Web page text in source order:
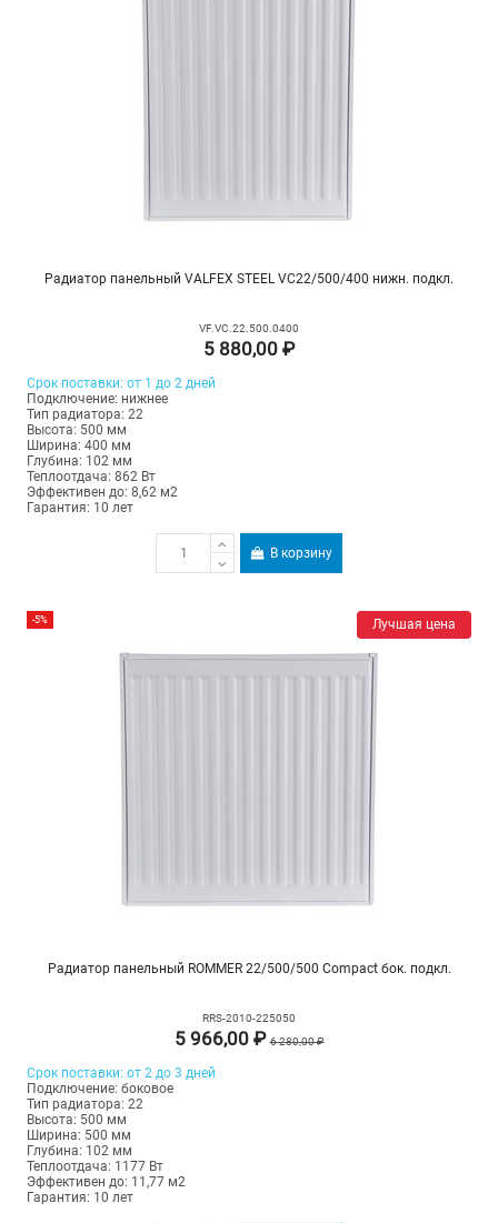
Радиатор панельный VALFEX STEEL VC22/500/400 нижн. подкл.
VF.VC.22.500.0400
5 880,00 ₽
Срок поставки: от 1 до 2 дней
Подключение: нижнее
Тип радиатора: 22
Высота: 500 мм
Ширина: 400 мм
Глубина: 102 мм
Теплоотдача: 862 Вт
Эффективен до: 8,62 м2
Гарантия: 10 лет
В корзину
Лучшая цена
-5%
Радиатор панельный ROMMER 22/500/500 Compact бок. подкл.
RRS-2010-225050
5 966,00 ₽6 280,00 ₽
Срок поставки: от 2 до 3 дней
Подключение: боковое
Тип радиатора: 22
Высота: 500 мм
Ширина: 500 мм
Глубина: 102 мм
Теплоотдача: 1177 Вт
Эффективен до: 11,77 м2
Гарантия: 10 лет